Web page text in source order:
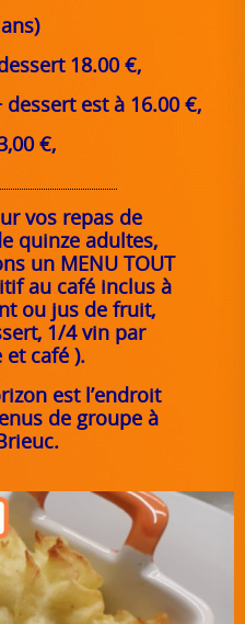
18.00 €,
est à 16.00 €,
€,
vos repas de
quinze adultes,
un MENU TOUT
au café inclus à
ou jus de fruit,
1/4 vin par
et café ).
est l’endroit
de groupe à